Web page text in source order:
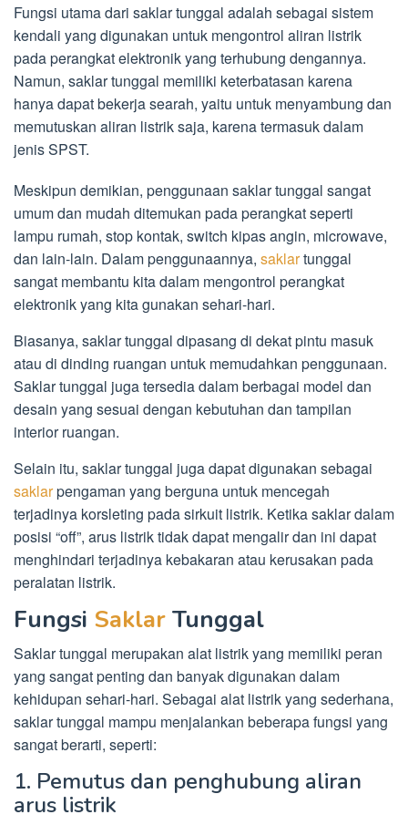
Fungsi utama dari saklar tunggal adalah sebagai sistem
kendali yang digunakan untuk mengontrol aliran listrik
pada perangkat elektronik yang terhubung dengannya.
Namun, saklar tunggal memiliki keterbatasan karena
hanya dapat bekerja searah, yaitu untuk menyambung dan
memutuskan aliran listrik saja, karena termasuk dalam
jenis SPST.
Meskipun demikian, penggunaan saklar tunggal sangat
umum dan mudah ditemukan pada perangkat seperti
lampu rumah, stop kontak, switch kipas angin, microwave,
dan lain-lain. Dalam penggunaannya, saklartunggal
sangat membantu kita dalam mengontrol perangkat
elektronik yang kita gunakan sehari-hari.
Biasanya, saklar tunggal dipasang di dekat pintu masuk
atau di dinding ruangan untuk memudahkan penggunaan.
Saklar tunggal juga tersedia dalam berbagai model dan
desain yang sesuai dengan kebutuhan dan tampilan
interior ruangan.
Selain itu, saklar tunggal juga dapat digunakan sebagai
saklarpengaman yang berguna untuk mencegah
terjadinya korsleting pada sirkuit listrik. Ketika saklar dalam
posisi “off”, arus listrik tidak dapat mengalir dan ini dapat
menghindari terjadinya kebakaran atau kerusakan pada
peralatan listrik.
Fungsi Saklar Tunggal
Saklar tunggal merupakan alat listrik yang memiliki peran
yang sangat penting dan banyak digunakan dalam
kehidupan sehari-hari. Sebagai alat listrik yang sederhana,
saklar tunggal mampu menjalankan beberapa fungsi yang
sangat berarti, seperti:
1. Pemutus dan penghubung aliran
arus listrik